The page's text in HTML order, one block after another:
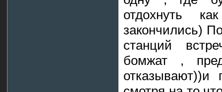
отдохнуть
закончились)
станций
бомжат ,